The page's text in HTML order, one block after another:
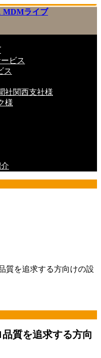
ビス
ス
社関西支社様
様
質を追求する方向けの設
質を追求する方向